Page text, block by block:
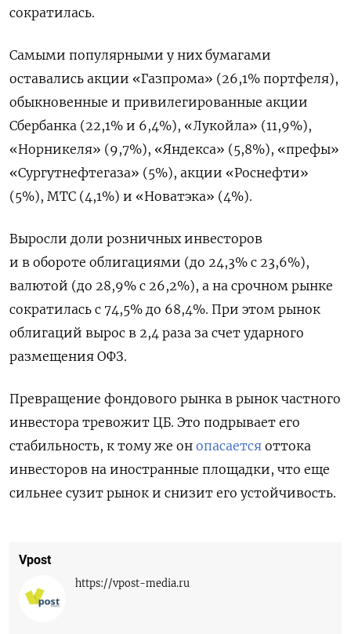
сократилась.
Самыми популярными у них бумагами
оставались акции «Газпрома» (26,1% портфеля),
обыкновенные и привилегированные акции
Сбербанка (22,1% и 6,4%), «Лукойла» (11,9%),
«Норникеля» (9,7%), «Яндекса» (5,8%), «префы»
«Сургутнефтегаза» (5%), акции «Роснефти»
(5%), МТС (4,1%) и «Новатэка» (4%).
Выросли доли розничных инвесторов
и в обороте облигациями (до 24,3% с 23,6%),
валютой (до 28,9% с 26,2%), а на срочном рынке
сократилась с 74,5% до 68,4%. При этом рынок
облигаций вырос в 2,4 раза за счет ударного
размещения ОФЗ.
Превращение фондового рынка в рынок частного
инвестора тревожит ЦБ. Это подрывает его
стабильность, к тому же он опасается оттока
инвесторов на иностранные площадки, что еще
сильнее сузит рынок и снизит его устойчивость.
Vpost
https://vpost-media.ru